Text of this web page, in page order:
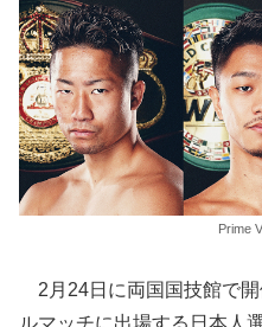
Prime
2月24日に両国国技館で開